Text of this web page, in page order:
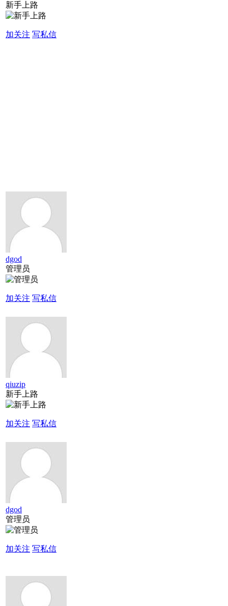
新手上路
加关注 写私信
dgod
管理员
加关注 写私信
qiuzip
新手上路
加关注 写私信
dgod
管理员
加关注 写私信